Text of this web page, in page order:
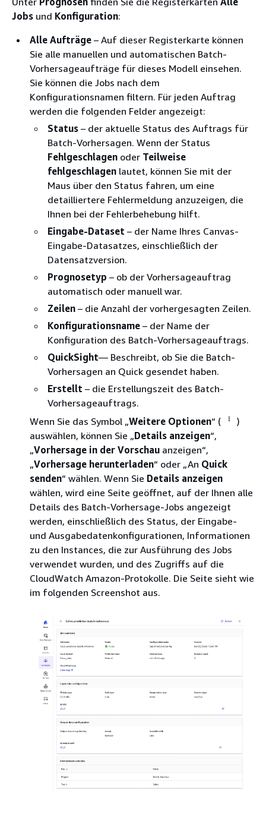
Jobs und Konfiguration:
Alle Aufträge – Auf dieser Registerkarte können
Sie alle manuellen und automatischen Batch-
Vorhersageaufträge für dieses Modell einsehen.
Sie können die Jobs nach dem
Konfigurationsnamen filtern. Für jeden Auftrag
werden die folgenden Felder angezeigt:
Status – der aktuelle Status des Auftrags für
Batch-Vorhersagen. Wenn der Status
Fehlgeschlagen oder Teilweise
fehlgeschlagen lautet, können Sie mit der
Maus über den Status fahren, um eine
detailliertere Fehlermeldung anzuzeigen, die
Ihnen bei der Fehlerbehebung hilft.
Eingabe-Dataset – der Name Ihres Canvas-
Eingabe-Datasatzes, einschließlich der
Datensatzversion.
Prognosetyp – ob der Vorhersageauftrag
automatisch oder manuell war.
Zeilen – die Anzahl der vorhergesagten Zeilen.
Konfigurationsname – der Name der
Konfiguration des Batch-Vorhersageauftrags.
QuickSight— Beschreibt, ob Sie die Batch-
Vorhersagen an Quick gesendet haben.
Erstellt – die Erstellungszeit des Batch-
Vorhersageauftrags.
Wenn Sie das Symbol „Weitere Optionen“ (
)
auswählen, können Sie „Details anzeigen“,
„Vorhersage in der Vorschau anzeigen“,
„Vorhersage herunterladen“ oder „An Quick
senden“ wählen. Wenn Sie Details anzeigen
wählen, wird eine Seite geöffnet, auf der Ihnen alle
Details des Batch-Vorhersage-Jobs angezeigt
werden, einschließlich des Status, der Eingabe-
und Ausgabedatenkonfigurationen, Informationen
zu den Instances, die zur Ausführung des Jobs
verwendet wurden, und des Zugriffs auf die
CloudWatch Amazon-Protokolle. Die Seite sieht wie
im folgenden Screenshot aus.